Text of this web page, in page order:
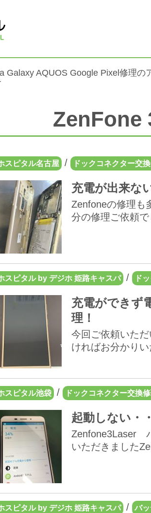
Galaxy AQUOS Google Pixel修理の
ZenFone
スピタル名古屋 / ドックコネクター交
充電が出来な
Zenfoneの修理も
分の修理ご依頼
スピタル by デジホ 姫路キャスパ / ド
充電ができず
理！
今回ご依頼いた
ければお分かり
スピタル池袋 / ドックコネクター交換
起動しない・
Zenfone3Laser
いただきました
スピタル by デジホ 姫路キャスパ / バ